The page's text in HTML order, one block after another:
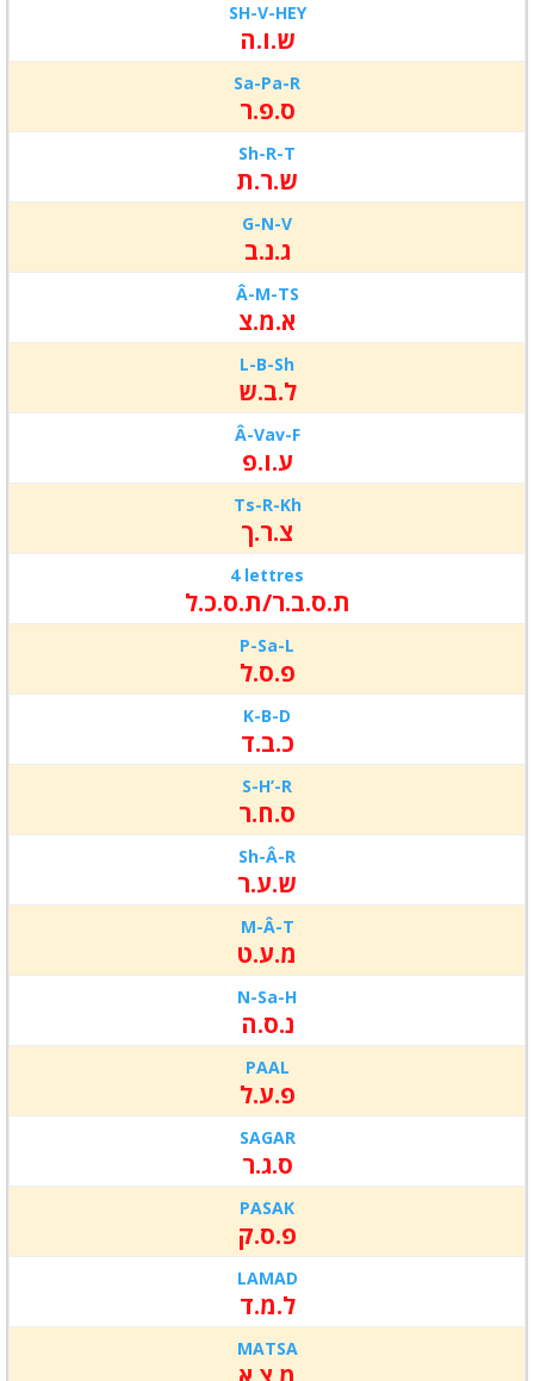
SH-V-HEY
ש.ו.ה
Sa-Pa-R
ס.פ.ר
Sh-R-T
ש.ר.ת
G-N-V
ג.נ.ב
Â-M-TS
א.מ.צ
L-B-Sh
ל.ב.ש
Â-Vav-F
ע.ו.פ
Ts-R-Kh
צ.ר.ך
4 lettres
ת.ס.ב.ר/ת.ס.כ.ל
P-Sa-L
פ.ס.ל
K-B-D
כ.ב.ד
S-H’-R
ס.ח.ר
Sh-Â-R
ש.ע.ר
M-Â-T
מ.ע.ט
N-Sa-H
נ.ס.ה
PAAL
פ.ע.ל
SAGAR
ס.ג.ר
PASAK
פ.ס.ק
LAMAD
ל.מ.ד
MATSA